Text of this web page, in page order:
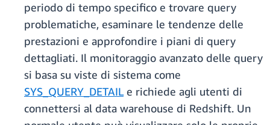
periodo di tempo specifico e trovare query
problematiche, esaminare le tendenze delle
prestazioni e approfondire i piani di query
dettagliati. Il monitoraggio avanzato delle query
si basa su viste di sistema come
SYS_QUERY_DETAILe richiede agli utenti di
connettersi al data warehouse di Redshift. Un